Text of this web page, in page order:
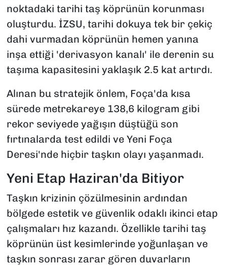
noktadaki tarihi taş köprünün korunması
oluşturdu. İZSU, tarihi dokuya tek bir çekiç
dahi vurmadan köprünün hemen yanına
inşa ettiği 'derivasyon kanalı' ile derenin su
taşıma kapasitesini yaklaşık 2.5 kat artırdı.
Alınan bu stratejik önlem, Foça'da kısa
sürede metrekareye 138,6 kilogram gibi
rekor seviyede yağışın düştüğü son
fırtınalarda test edildi ve Yeni Foça
Deresi'nde hiçbir taşkın olayı yaşanmadı.
Yeni Etap Haziran'da Bitiyor
Taşkın krizinin çözülmesinin ardından
bölgede estetik ve güvenlik odaklı ikinci etap
çalışmaları hız kazandı. Özellikle tarihi taş
köprünün üst kesimlerinde yoğunlaşan ve
taşkın sonrası zarar gören duvarların